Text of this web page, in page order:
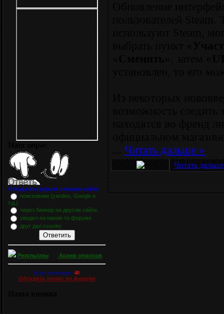
Наш опрос
Откуда вы узнали о нашем сайте
поисковики (yandex, Google и
т.д.)
через баннер на другом сайте
увидел на каком-то форуме
друг дал ссылку
Результаты Архив опросов
Всего голосовало: 40
Обсудить опрос на форуме
Наша кнопка
Обновление
пользователей
используют Steam,
выбрать пункт «
«Сменить», затем «
установлен, то его
Из некоторых
возможность следить
находятся во френд
официальном
...Читать дальше »
Читать дальше